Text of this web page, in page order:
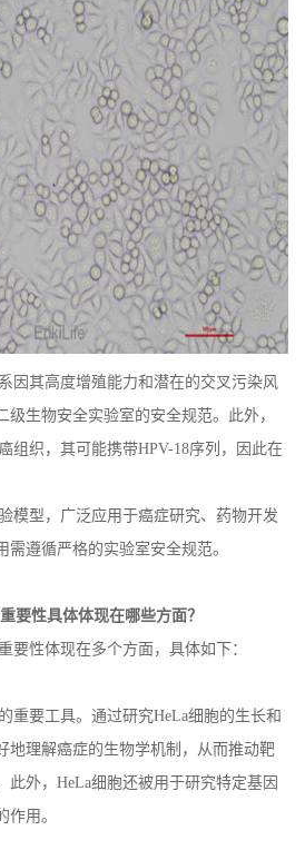
因其高度增殖能力和潜在的交叉污染风
级生物安全实验室的安全规范。此外，
组织，其可能携带HPV-18序列，因此在
模型，广泛应用于癌症研究、药物开发
遵循严格的实验室安全规范。
要性具体体现在哪些方面？
要性体现在多个方面，具体如下：
重要工具。通过研究HeLa细胞的生长和
地理解癌症的生物学机制，从而推动靶
此外， HeLa细胞还被用于研究特定基因
用。